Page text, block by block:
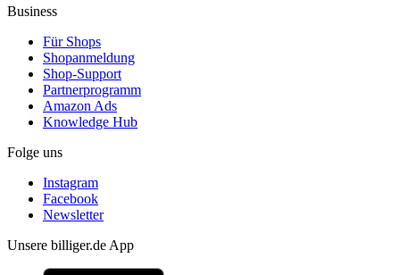
Business
Für Shops
Shopanmeldung
Shop-Support
Partnerprogramm
Amazon Ads
Knowledge Hub
Folge uns
Instagram
Facebook
Newsletter
Unsere billiger.de App